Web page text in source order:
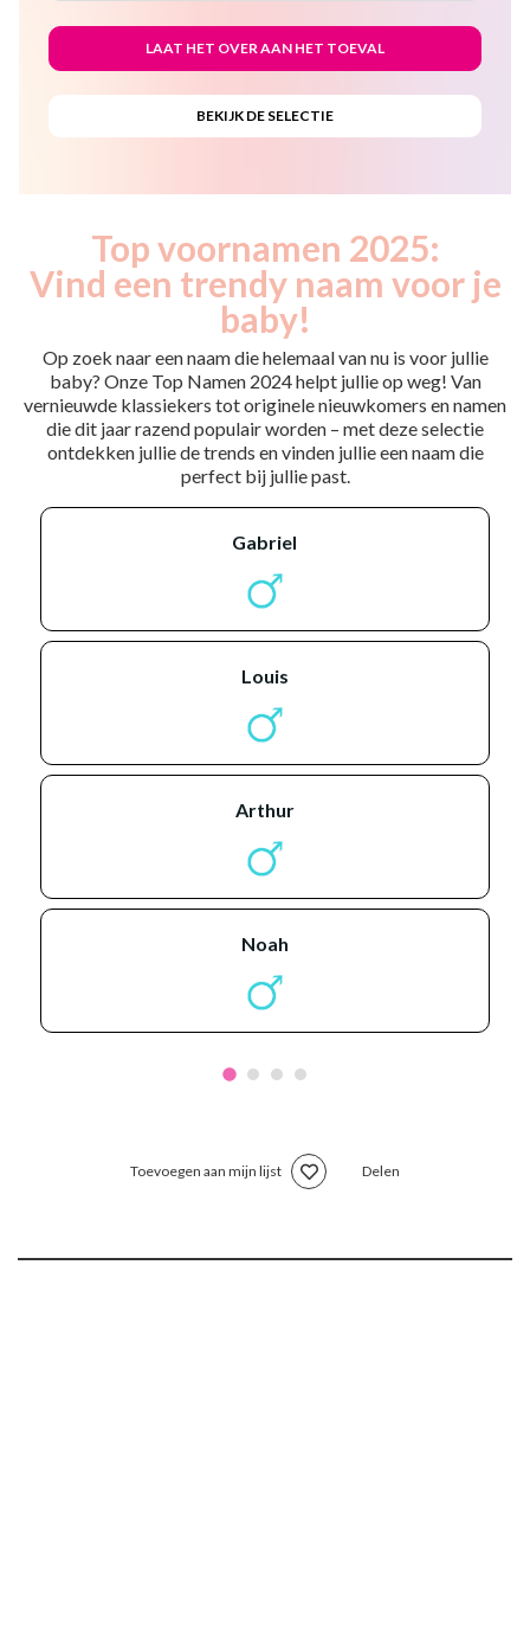
Top voornamen 2025:
Vind een trendy naam voor je
baby!
Op zoek naar een naam die helemaal van nu is voor jullie
baby? Onze Top Namen 2024 helpt jullie op weg! Van
vernieuwde klassiekers tot originele nieuwkomers en namen
die dit jaar razend populair worden – met deze selectie
ontdekken jullie de trends en vinden jullie een naam die
perfect bij jullie past.
gabriel
louis
arthur
noah
Toevoegen aan mijn lijst Delen